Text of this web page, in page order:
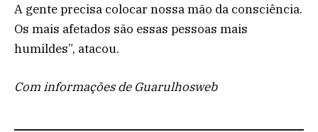
A gente precisa colocar nossa mão da consciência.
Os mais afetados são essas pessoas mais
humildes”, atacou.
Com informações de Guarulhosweb